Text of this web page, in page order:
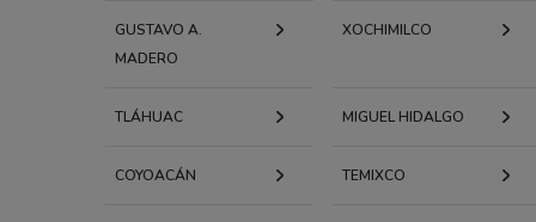
GUSTAVO A.
MADERO
XOCHIMILCO
TLÁHUAC MIGUEL HIDALGO
COYOACÁN TEMIXCO